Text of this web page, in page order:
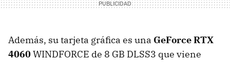
Además, su tarjeta gráfica es una GeForce RTX
4060WINDFORCE de 8 GB DLSS3 que viene